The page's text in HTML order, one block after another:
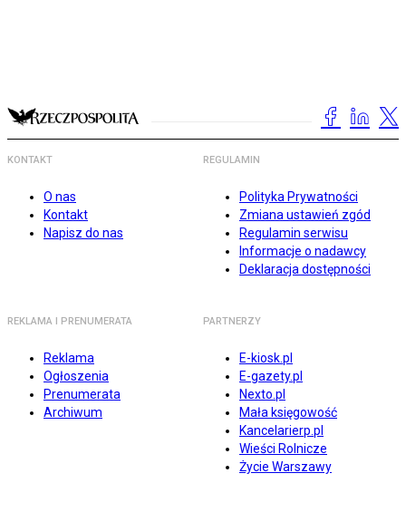
KONTAKT
O nas
Kontakt
Napisz do nas
REGULAMIN
Polityka Prywatności
Zmiana ustawień zgód
Regulamin serwisu
Informacje o nadawcy
Deklaracja dostępności
REKLAMA I PRENUMERATA
Reklama
Ogłoszenia
Prenumerata
Archiwum
PARTNERZY
E-kiosk.pl
E-gazety.pl
Nexto.pl
Mała księgowość
Kancelarierp.pl
Wieści Rolnicze
Życie Warszawy